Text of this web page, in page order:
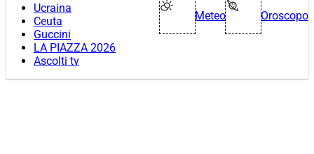
Ucraina
Ceuta
Guccini
LA PIAZZA 2026
Ascolti tv
Meteo Oroscopo